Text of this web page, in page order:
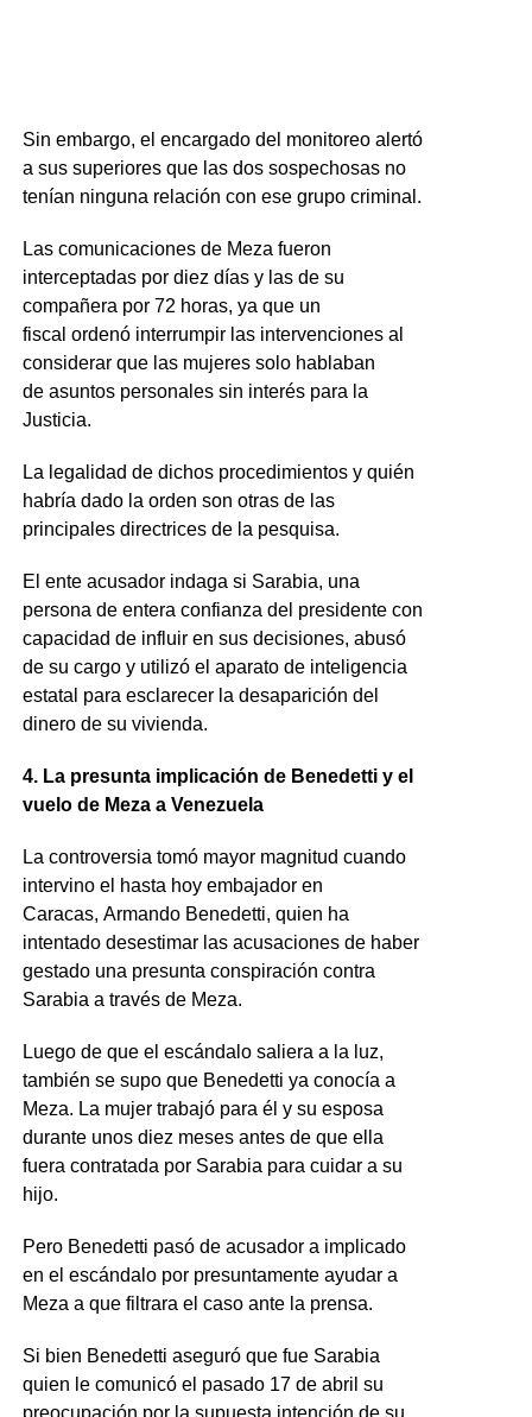
Sin embargo, el encargado del monitoreo alertó
a sus superiores que las dos sospechosas no
tenían ninguna relación con ese grupo criminal.
Las comunicaciones de Meza fueron
interceptadas por diez días y las de su
compañera por 72 horas, ya que un
fiscal ordenó interrumpir las intervenciones al
considerar que las mujeres solo hablaban
de asuntos personales sin interés para la
Justicia.
La legalidad de dichos procedimientos y quién
habría dado la orden son otras de las
principales directrices de la pesquisa.
El ente acusador indaga si Sarabia, una
persona de entera confianza del presidente con
capacidad de influir en sus decisiones, abusó
de su cargo y utilizó el aparato de inteligencia
estatal para esclarecer la desaparición del
dinero de su vivienda.
4. La presunta implicación de Benedetti y el
vuelo de Meza a Venezuela
La controversia tomó mayor magnitud cuando
intervino el hasta hoy embajador en
Caracas, Armando Benedetti, quien ha
intentado desestimar las acusaciones de haber
gestado una presunta conspiración contra
Sarabia a través de Meza.
Luego de que el escándalo saliera a la luz,
también se supo que Benedetti ya conocía a
Meza. La mujer trabajó para él y su esposa
durante unos diez meses antes de que ella
fuera contratada por Sarabia para cuidar a su
hijo.
Pero Benedetti pasó de acusador a implicado
en el escándalo por presuntamente ayudar a
Meza a que filtrara el caso ante la prensa.
Si bien Benedetti aseguró que fue Sarabia
quien le comunicó el pasado 17 de abril su
preocupación por la supuesta intención de su